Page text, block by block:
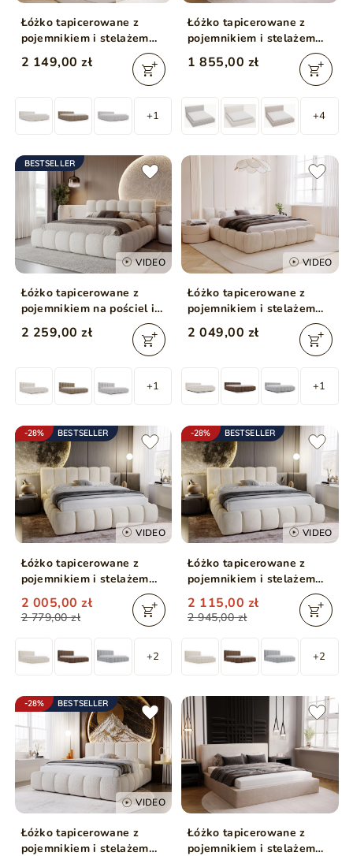
Łóżko tapicerowane z
pojemnikiem i stelażem
180x200 Cloud Low
beżowe
2 149,00 zł
+1
Łóżko tapicerowane z
pojemnikiem i stelażem
160x200 Monaco Beżowe
1 855,00 zł
+4
BESTSELLER
VIDEO
Łóżko tapicerowane z
pojemnikiem na pościel i
stelażem 180x200 Modo w
tkaninie bouclé Beżowe
2 259,00 zł
+1
VIDEO
Łóżko tapicerowane z
pojemnikiem i stelażem
180x200 Cloud Low
beżowe
2 049,00 zł
+1
-28% BESTSELLER
VIDEO
Łóżko tapicerowane z
pojemnikiem i stelażem
160x200 Cloud Beżowy
2 779,00 zł
2 005,00 zł
+2
-28% BESTSELLER
VIDEO
Łóżko tapicerowane z
pojemnikiem i stelażem
200x200 Cloud Beżowy
2 945,00 zł
2 115,00 zł
+2
-28% BESTSELLER
VIDEO
Łóżko tapicerowane z
pojemnikiem i stelażem
Łóżko tapicerowane z
pojemnikiem i stelażem